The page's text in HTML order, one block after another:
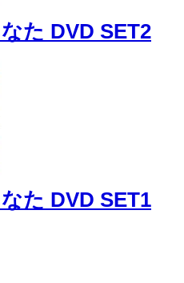
た DVD SET2
た DVD SET1